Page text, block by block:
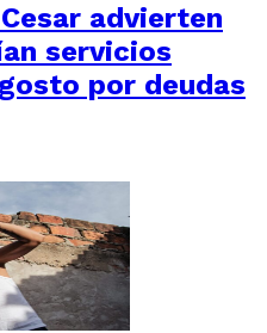
advierten
servicios
por deudas